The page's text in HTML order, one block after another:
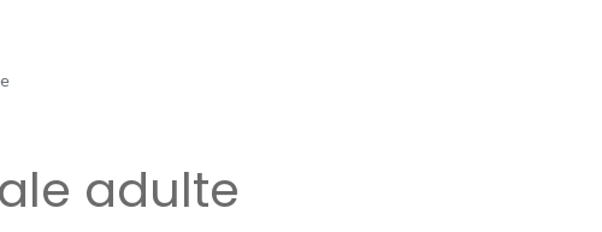
adulte